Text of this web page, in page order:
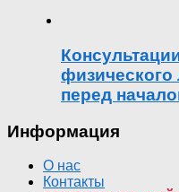
физического
перед
Информация
О нас
Контакты